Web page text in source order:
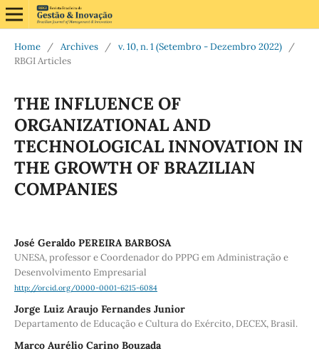
Home / Archives / v. 10, n. 1 (Setembro - Dezembro 2022)
/
RBGI Articles
THE INFLUENCE OF
ORGANIZATIONAL AND
TECHNOLOGICAL INNOVATION IN
THE GROWTH OF BRAZILIAN
COMPANIES
José Geraldo PEREIRA BARBOSA
UNESA, professor e Coordenador do PPPG em Administração e
Desenvolvimento Empresarial
http://orcid.org/0000-0001-6215-6084
Jorge Luiz Araujo Fernandes Junior
Departamento de Educação e Cultura do Exército, DECEX, Brasil.
Marco Aurélio Carino Bouzada